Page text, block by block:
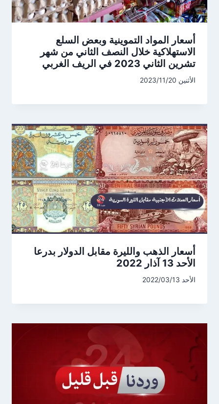
أسعار المواد التموينية وبعض السلع
الاستهلاكية خلال النصف الثاني من شهر
تشرين الثاني 2023 في الريف الغربي
الأثنين 2023/11/20
أسعار الذهب والليرة مقابل الدولار بدرعا
الأحد 13 آذار 2022
الأحد 2022/03/13